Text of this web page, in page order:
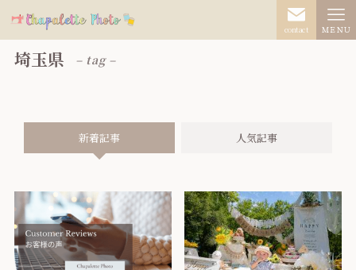
contact ＭＥＮＵ
埼玉県 – tag –
新着記事 人気記事